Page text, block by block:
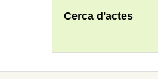
Cerca d'actes